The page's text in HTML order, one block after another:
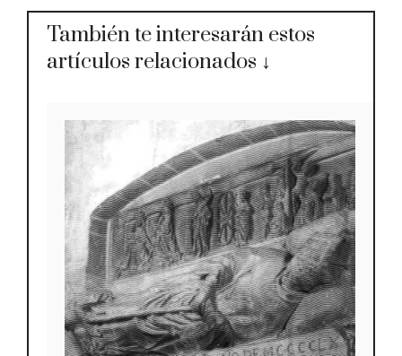
También te interesarán estos
artículos relacionados ↓